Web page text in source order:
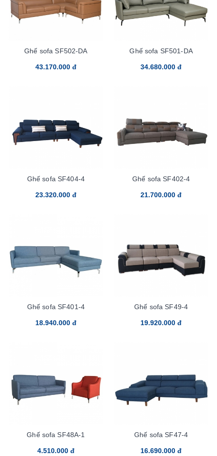
Ghế sofa SF502-DA
43.170.000 đ
Ghế sofa SF501-DA
34.680.000 đ
Ghế sofa SF404-4
23.320.000 đ
Ghế sofa SF402-4
21.700.000 đ
Ghế sofa SF401-4
18.940.000 đ
Ghế sofa SF49-4
19.920.000 đ
Ghế sofa SF48A-1
4.510.000 đ
Ghế sofa SF47-4
16.690.000 đ